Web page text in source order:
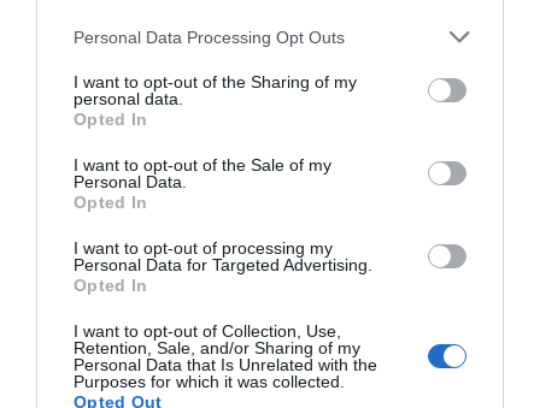
Personal Data Processing Opt Outs
I want to opt-out of the Sharing of my
personal data.
Opted In
I want to opt-out of the Sale of my
Personal Data.
Opted In
I want to opt-out of processing my
Personal Data for Targeted Advertising.
Opted In
I want to opt-out of Collection, Use,
Retention, Sale, and/or Sharing of my
Personal Data that Is Unrelated with the
Purposes for which it was collected.
Opted Out